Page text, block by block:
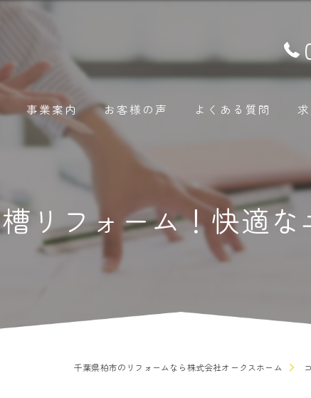
事業案内 お客様の声 よくある質問
リフォーム！快適
千葉県柏市のリフォームなら株式会社オークスホーム